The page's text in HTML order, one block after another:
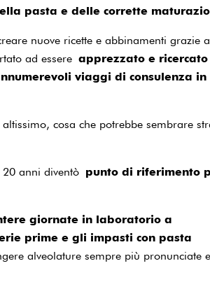
pasta e delle corrette
nuove ricette e abbinamenti grazie a
ad essere apprezzato e ricercato
viaggi di consulenza in
cosa che potrebbe sembrare
anni diventò punto di riferimento
giornate in laboratorio a
prime e gli impasti con pasta
alveolature sempre più pronunciate e